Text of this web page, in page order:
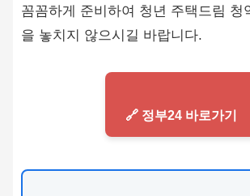
꼼꼼하게 준비하여 청년 주택드림 청
을 놓치지 않으시길 바랍니다.
🔗 정부24 바로가기